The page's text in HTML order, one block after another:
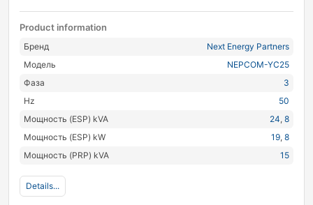
Product information
Бренд
Next Energy Partners
Модель
NEPCOM-YC25
Фаза
3
Hz
50
Мощность (ESP) kVA
24, 8
Мощность (ESP) kW
19, 8
Мощность (PRP) kVA
15
Details...